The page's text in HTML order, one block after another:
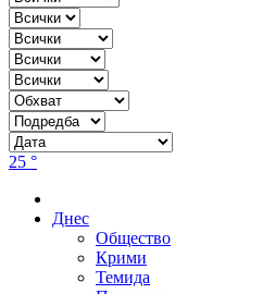
25 °
Днес
Общество
Крими
Темида